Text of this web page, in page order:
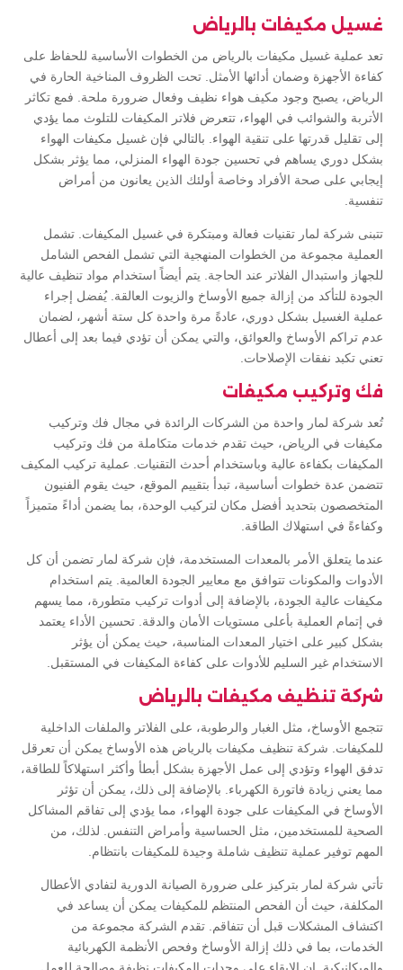
غسيل مكيفات بالرياض
تعد عملية غسيل مكيفات بالرياض من الخطوات الأساسية للحفاظ على
كفاءة الأجهزة وضمان أدائها الأمثل. تحت الظروف المناخية الحارة في
الرياض، يصبح وجود مكيف هواء نظيف وفعال ضرورة ملحة. فمع تكاثر
الأتربة والشوائب في الهواء، تتعرض فلاتر المكيفات للتلوث مما يؤدي
إلى تقليل قدرتها على تنقية الهواء. بالتالي فإن غسيل مكيفات الهواء
بشكل دوري يساهم في تحسين جودة الهواء المنزلي، مما يؤثر بشكل
إيجابي على صحة الأفراد وخاصة أولئك الذين يعانون من أمراض
تنفسية.
تتبنى شركة لمار تقنيات فعالة ومبتكرة في غسيل المكيفات. تشمل
العملية مجموعة من الخطوات المنهجية التي تشمل الفحص الشامل
للجهاز واستبدال الفلاتر عند الحاجة. يتم أيضاً استخدام مواد تنظيف عالية
الجودة للتأكد من إزالة جميع الأوساخ والزيوت العالقة. يُفضل إجراء
عملية الغسيل بشكل دوري، عادةً مرة واحدة كل ستة أشهر، لضمان
عدم تراكم الأوساخ والعوائق، والتي يمكن أن تؤدي فيما بعد إلى أعطال
تعني تكبد نفقات الإصلاحات.
فك وتركيب مكيفات
تُعد شركة لمار واحدة من الشركات الرائدة في مجال فك وتركيب
مكيفات في الرياض، حيث تقدم خدمات متكاملة من فك وتركيب
المكيفات بكفاءة عالية وباستخدام أحدث التقنيات. عملية تركيب المكيف
تتضمن عدة خطوات أساسية، تبدأ بتقييم الموقع، حيث يقوم الفنيون
المتخصصون بتحديد أفضل مكان لتركيب الوحدة، بما يضمن أداءً متميزاً
وكفاءةً في استهلاك الطاقة.
عندما يتعلق الأمر بالمعدات المستخدمة، فإن شركة لمار تضمن أن كل
الأدوات والمكونات تتوافق مع معايير الجودة العالمية. يتم استخدام
مكيفات عالية الجودة، بالإضافة إلى أدوات تركيب متطورة، مما يسهم
في إتمام العملية بأعلى مستويات الأمان والدقة. تحسين الأداء يعتمد
بشكل كبير على اختيار المعدات المناسبة، حيث يمكن أن يؤثر
الاستخدام غير السليم للأدوات على كفاءة المكيفات في المستقبل.
شركة تنظيف مكيفات بالرياض
تتجمع الأوساخ، مثل الغبار والرطوبة، على الفلاتر والملفات الداخلية
للمكيفات. شركة تنظيف مكيفات بالرياض هذه الأوساخ يمكن أن تعرقل
تدفق الهواء وتؤدي إلى عمل الأجهزة بشكل أبطأ وأكثر استهلاكاً للطاقة،
مما يعني زيادة فاتورة الكهرباء. بالإضافة إلى ذلك، يمكن أن تؤثر
الأوساخ في المكيفات على جودة الهواء، مما يؤدي إلى تفاقم المشاكل
الصحية للمستخدمين، مثل الحساسية وأمراض التنفس. لذلك، من
المهم توفير عملية تنظيف شاملة وجيدة للمكيفات بانتظام.
تأتي شركة لمار بتركيز على ضرورة الصيانة الدورية لتفادي الأعطال
المكلفة، حيث أن الفحص المنتظم للمكيفات يمكن أن يساعد في
اكتشاف المشكلات قبل أن تتفاقم. تقدم الشركة مجموعة من
الخدمات، بما في ذلك إزالة الأوساخ وفحص الأنظمة الكهربائية